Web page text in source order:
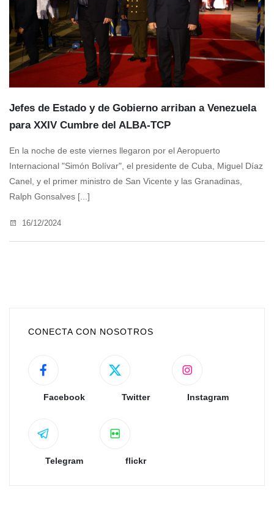
Jefes de Estado y de Gobierno arriban a Venezuela
para XXIV Cumbre del ALBA-TCP
En la noche de este viernes llegaron por el Aeropuerto
Internacional "Simón Bolívar", el presidente de Cuba, Miguel Díaz
Canel, y el primer ministro de San Vicente y las Granadinas,
Ralph Gonsalves [...]
16/12/2024
CONECTA CON NOSOTROS
Facebook Twitter Instagram
Telegram flickr